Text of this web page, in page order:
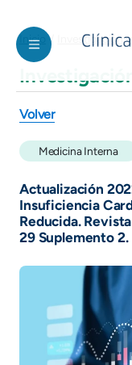
Inicio Investigación
Volver
Medicina Interna
Actualización
Insuficiencia
Reducida.
29 Suplemento 2.